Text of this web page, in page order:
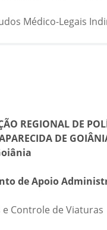
Médico-Legais
REGIONAL DE
DE
de Apoio
Controle de Viaturas